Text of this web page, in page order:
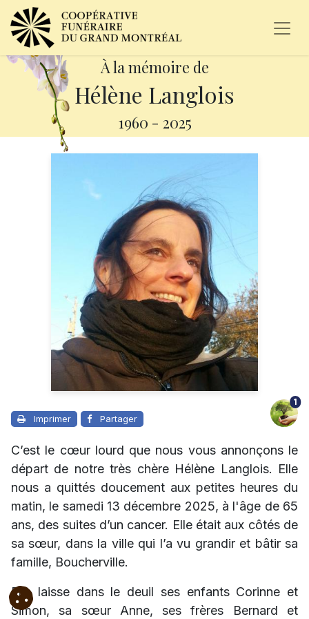
À la mémoire de
Hélène Langlois
1960 - 2025
Imprimer Partager
1
C’est le cœur lourd que nous vous annonçons le
départ de notre très chère Hélène Langlois. Elle
nous a quittés doucement aux petites heures du
matin, le samedi 13 décembre 2025, à l'âge de 65
ans, des suites d’un cancer. Elle était aux côtés de
sa sœur, dans la ville qui l’a vu grandir et bâtir sa
famille, Boucherville.
Elle laisse dans le deuil ses enfants Corinne et
Simon, sa sœur Anne, ses frères Bernard et